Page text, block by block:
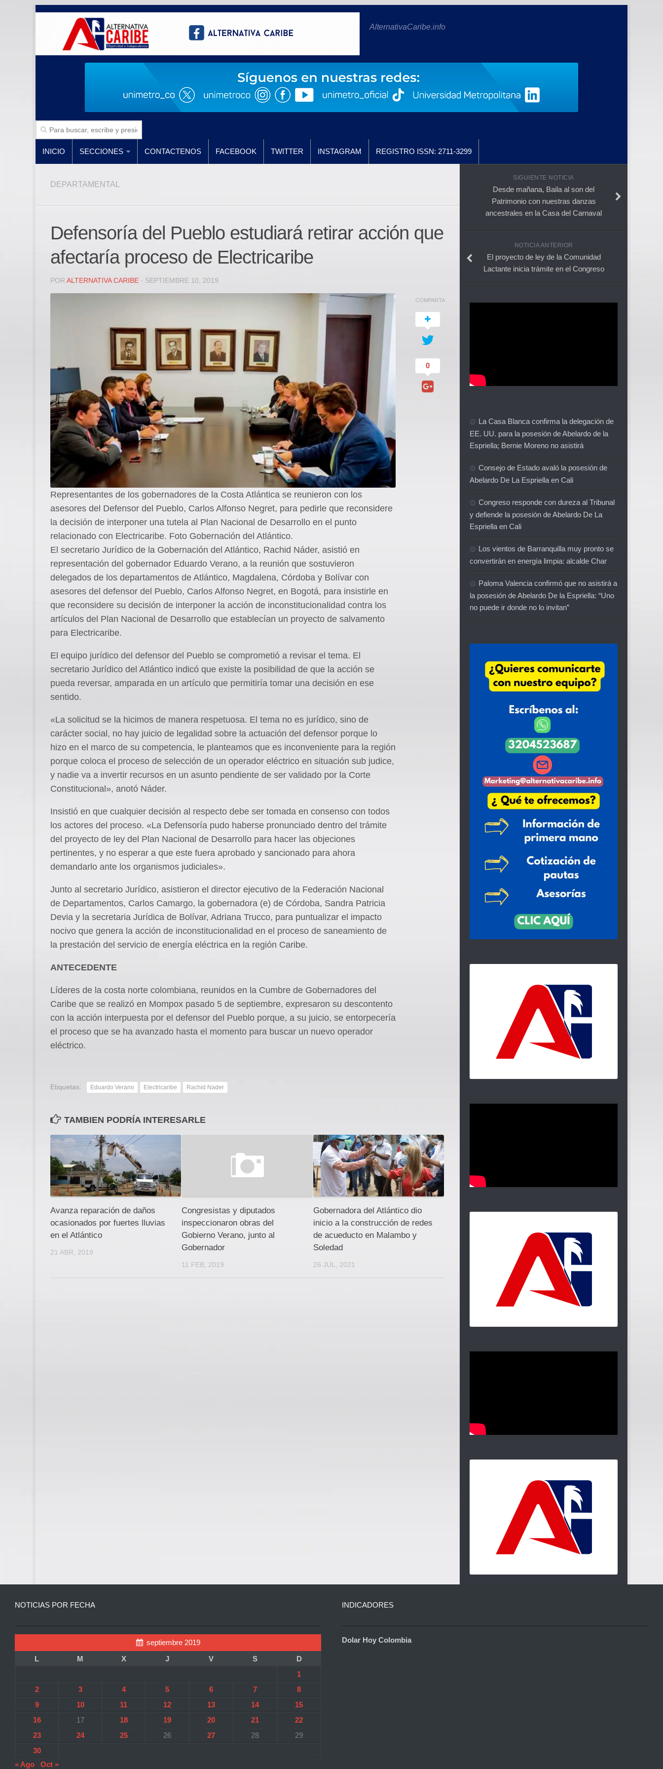
AlternativaCaribe.info
INICIO SECCIONES CONTACTENOS FACEBOOK TWITTER INSTAGRAM REGISTRO ISSN: 2711-3299
DEPARTAMENTAL
Defensoría del Pueblo estudiará retirar acción que
afectaría proceso de Electricaribe
POR ALTERNATIVA CARIBE · SEPTIEMBRE 10, 2019
Representantes de los gobernadores de la Costa Atlántica se reunieron con los
asesores del Defensor del Pueblo, Carlos Alfonso Negret, para pedirle que reconsidere
la decisión de interponer una tutela al Plan Nacional de Desarrollo en el punto
relacionado con Electricaribe. Foto Gobernación del Atlántico.
El secretario Jurídico de la Gobernación del Atlántico, Rachid Náder, asistió en
representación del gobernador Eduardo Verano, a la reunión que sostuvieron
delegados de los departamentos de Atlántico, Magdalena, Córdoba y Bolívar con
asesores del defensor del Pueblo, Carlos Alfonso Negret, en Bogotá, para insistirle en
que reconsidere su decisión de interponer la acción de inconstitucionalidad contra los
artículos del Plan Nacional de Desarrollo que establecían un proyecto de salvamento
para Electricaribe.
El equipo jurídico del defensor del Pueblo se comprometió a revisar el tema. El
secretario Jurídico del Atlántico indicó que existe la posibilidad de que la acción se
pueda reversar, amparada en un artículo que permitiría tomar una decisión en ese
sentido.
«La solicitud se la hicimos de manera respetuosa. El tema no es jurídico, sino de
carácter social, no hay juicio de legalidad sobre la actuación del defensor porque lo
hizo en el marco de su competencia, le planteamos que es inconveniente para la región
porque coloca el proceso de selección de un operador eléctrico en situación sub judice,
y nadie va a invertir recursos en un asunto pendiente de ser validado por la Corte
Constitucional», anotó Náder.
Insistió en que cualquier decisión al respecto debe ser tomada en consenso con todos
los actores del proceso. «La Defensoría pudo haberse pronunciado dentro del trámite
del proyecto de ley del Plan Nacional de Desarrollo para hacer las objeciones
pertinentes, y no esperar a que este fuera aprobado y sancionado para ahora
demandarlo ante los organismos judiciales».
Junto al secretario Jurídico, asistieron el director ejecutivo de la Federación Nacional
de Departamentos, Carlos Camargo, la gobernadora (e) de Córdoba, Sandra Patricia
Devia y la secretaria Jurídica de Bolívar, Adriana Trucco, para puntualizar el impacto
nocivo que genera la acción de inconstitucionalidad en el proceso de saneamiento de
la prestación del servicio de energía eléctrica en la región Caribe.
ANTECEDENTE
Líderes de la costa norte colombiana, reunidos en la Cumbre de Gobernadores del
Caribe que se realizó en Mompox pasado 5 de septiembre, expresaron su descontento
con la acción interpuesta por el defensor del Pueblo porque, a su juicio, se entorpecería
el proceso que se ha avanzado hasta el momento para buscar un nuevo operador
eléctrico.
COMPARTA
0
Etiquetas: Eduardo Verano Electricaribe Rachid Nader
TAMBIEN PODRÍA INTERESARLE
Avanza reparación de daños
ocasionados por fuertes lluvias
en el Atlántico
21 ABR, 2019
Congresistas y diputados
inspeccionaron obras del
Gobierno Verano, junto al
Gobernador
11 FEB, 2019
Gobernadora del Atlántico dio
inicio a la construcción de redes
de acueducto en Malambo y
Soledad
26 JUL, 2021
SIGUIENTE NOTICIA
Desde mañana, Baila al son del
Patrimonio con nuestras danzas
ancestrales en la Casa del Carnaval
NOTICIA ANTERIOR
El proyecto de ley de la Comunidad
Lactante inicia trámite en el Congreso
La Casa Blanca confirma la delegación de
EE. UU. para la posesión de Abelardo de la
Espriella; Bernie Moreno no asistirá
Consejo de Estado avaló la posesión de
Abelardo De La Espriella en Cali
Congreso responde con dureza al Tribunal
y defiende la posesión de Abelardo De La
Espriella en Cali
Los vientos de Barranquilla muy pronto se
convertirán en energía limpia: alcalde Char
Paloma Valencia confirmó que no asistirá a
la posesión de Abelardo De la Espriella: “Uno
no puede ir donde no lo invitan”
NOTICIAS POR FECHA
septiembre 2019
L
M X J V S
D
1
2
3 4 5 6 7
8
9
10 11 12 13 14
15
16
17 18 19 20 21
22
23
24 25 26 27 28
29
30
« Ago
Oct »
INDICADORES
Dolar Hoy Colombia